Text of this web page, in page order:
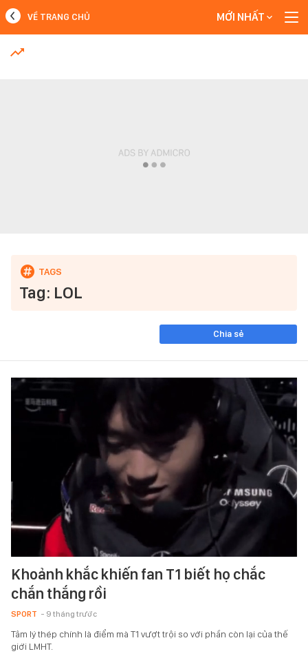
MỚI NHẤT
VỀ TRANG CHỦ MỚI NHẤT
Tag: LOL
Chia sẻ
Khoảnh khắc khiến fan T1 biết họ chắc
chắn thắng rồi
SPORT - 9 tháng trước
Tâm lý thép chính là điểm mà T1 vượt trội so với phần còn lại của thế
giới LMHT.